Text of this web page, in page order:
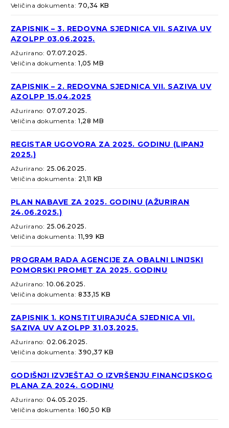
Veličina dokumenta:70,34 KB
ZAPISNIK – 3. REDOVNA SJEDNICA VII. SAZIVA UV
AZOLPP 03.06.2025.
Ažurirano:07.07.2025.
Veličina dokumenta:1,05 MB
ZAPISNIK – 2. REDOVNA SJEDNICA VII. SAZIVA UV
AZOLPP 15.04.2025
Ažurirano:07.07.2025.
Veličina dokumenta:1,28 MB
REGISTAR UGOVORA ZA 2025. GODINU (LIPANJ
2025.)
Ažurirano: 25.06.2025.
Veličina dokumenta: 21,11 KB
PLAN NABAVE ZA 2025. GODINU (AŽURIRAN
24.06.2025.)
Ažurirano: 25.06.2025.
Veličina dokumenta:11,99 KB
PROGRAM RADA AGENCIJE ZA OBALNI LINIJSKI
POMORSKI PROMET ZA 2025. GODINU
Ažurirano:10.06.2025.
Veličina dokumenta:833,15 KB
ZAPISNIK 1. KONSTITUIRAJUĆA SJEDNICA VII.
SAZIVA UV AZOLPP 31.03.2025.
Ažurirano:02.06.2025.
Veličina dokumenta:390,37 KB
GODIŠNJI IZVJEŠTAJ O IZVRŠENJU FINANCIJSKOG
PLANA ZA 2024. GODINU
Ažurirano:04.05.2025.
Veličina dokumenta:160,50 KB